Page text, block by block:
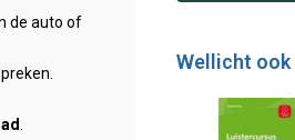
de auto of
Wellicht